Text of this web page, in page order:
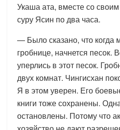
Укаша ата, вместе со
суру Ясин по два часа.
— Было сказано, что когда
гробнице, начнется песок.
уперлись в этот песок.
двух комнат. Чингисхан
Я в этом уверен. Его
книги тоже сохранены.
остановлены. Потому что